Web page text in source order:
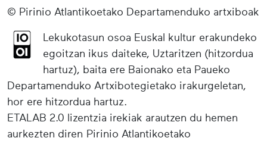
© Pirinio Atlantikoetako Departamenduko artxiboak
Lekukotasun osoa Euskal kultur erakundeko
egoitzan ikus daiteke, Uztaritzen (hitzordua
hartuz), baita ere Baionako eta Paueko
Departamenduko Artxibotegietako irakurgeletan,
hor ere hitzordua hartuz.
ETALAB 2.0 lizentzia irekiak arautzen du hemen
aurkezten diren Pirinio Atlantikoetako